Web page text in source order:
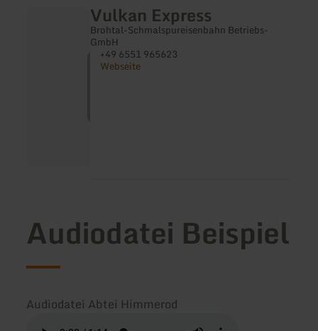
Vulkan Express
Brohtal-Schmalspureisenbahn Betriebs-
GmbH
+49 6551 965623
Webseite
Audiodatei Beispiel
Audiodatei Abtei Himmerod